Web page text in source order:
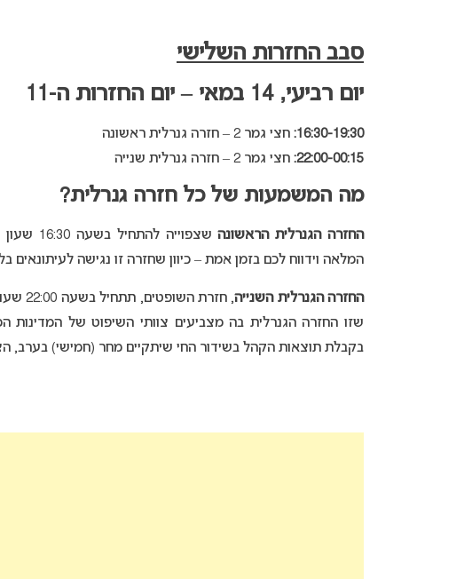
סבב החזרות השלישי
יום רביעי, 14 במאי – יום החזרות ה-11
16:30-19:30: חצי גמר 2 – חזרה גנרלית ראשונה
22:00-00:15: חצי גמר 2 – חזרה גנרלית שנייה
מה המשמעות של כל חזרה גנרלית?
החזרה הגנרלית הראשונה
המלאה וידווח לכם בזמן אמת – כיוון שחזרה זו נגישה
החזרה הגנרלית השנייה
, חזרת
שזו החזרה הגנרלית בה מצביעים צוותי השיפוט של
בקבלת תוצאות הקהל בשידור החי שיתקיים מחר (חמישי) בערב,